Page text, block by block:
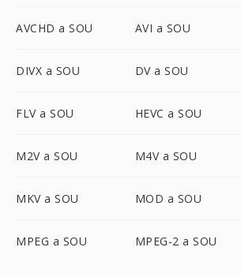
AVCHD a SOU AVI a SOU
DIVX a SOU DV a SOU
FLV a SOU HEVC a SOU
M2V a SOU M4V a SOU
MKV a SOU MOD a SOU
MPEG a SOU MPEG-2 a SOU